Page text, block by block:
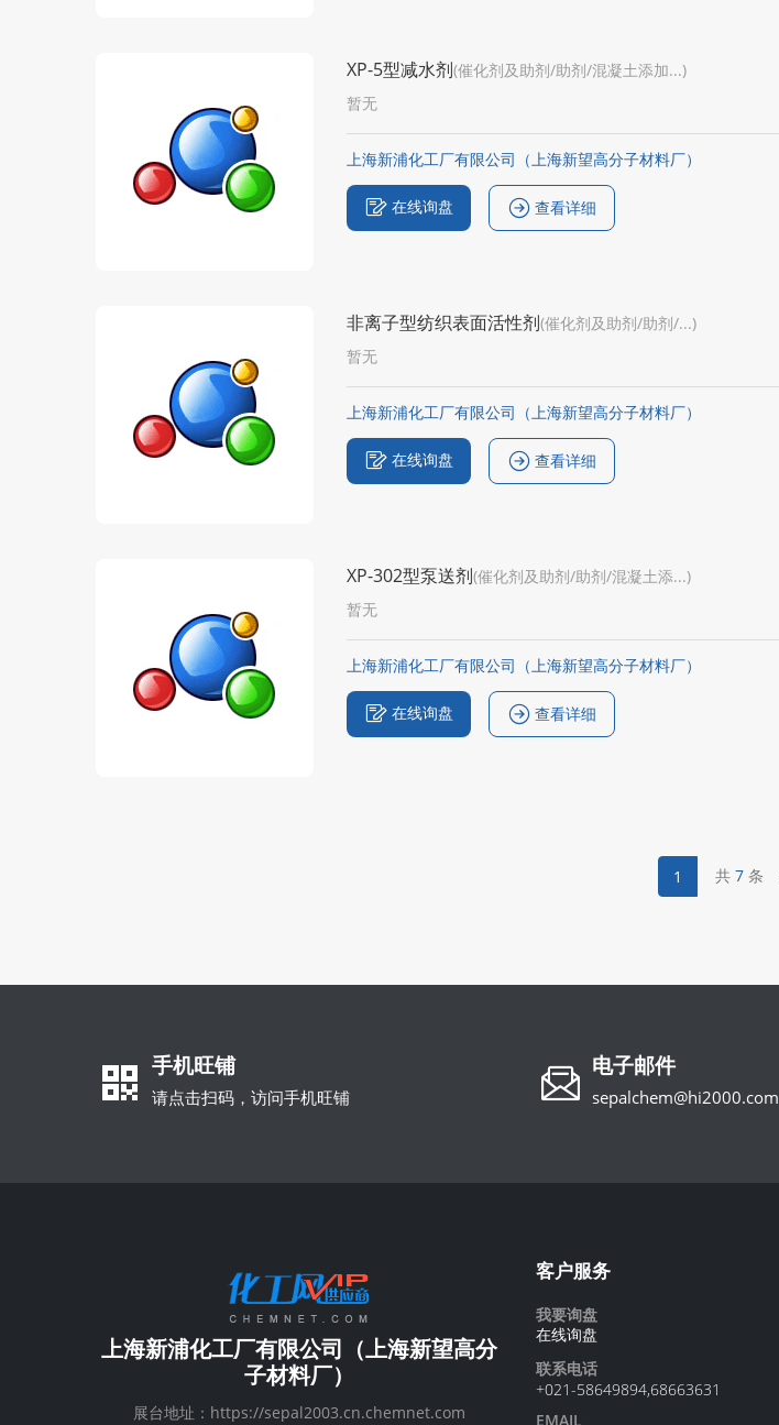
XP-5型减水剂(催化剂及助剂/助剂/混凝土添加...)
暂无
上海新浦化工厂有限公司（上海新望高分子材料厂）
在线询盘 查看详细
非离子型纺织表面活性剂(催化剂及助剂/助剂/...)
暂无
上海新浦化工厂有限公司（上海新望高分子材料厂）
在线询盘 查看详细
XP-302型泵送剂(催化剂及助剂/助剂/混凝土添...)
暂无
上海新浦化工厂有限公司（上海新望高分子材料厂）
在线询盘 查看详细
1 共 7条
手机旺铺
请点击扫码，访问手机旺铺
电子邮件
sepalchem@hi2000.com
上海新浦化工厂有限公司（上海新望高分
子材料厂）
展台地址：https://sepal2003.cn.chemnet.com
客户服务
我要询盘
在线询盘
联系电话
+021-58649894,68663631
EMAIL